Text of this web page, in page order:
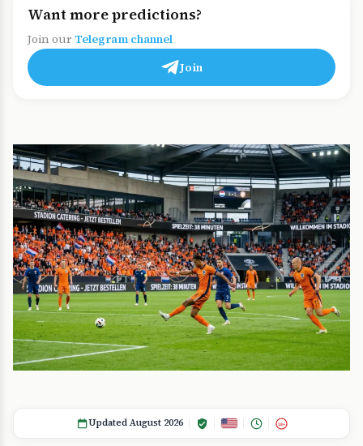
Want more predictions?
Join our Telegram channel
Join
Updated August 2026 18+